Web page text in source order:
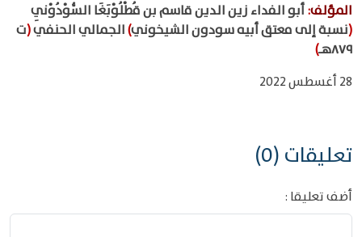
المؤلف:أبو الفداء زين الدين قاسم بن قُطْلُوْبَغَا السُّوْدُوْنِي
(نسبة إلى معتق أبيه سودون الشيخوني)الجمالي الحنفي(ت
٨٧٩هـ
)
28 أغسطس 2022
تعليقات (0)
أضف تعليقا :